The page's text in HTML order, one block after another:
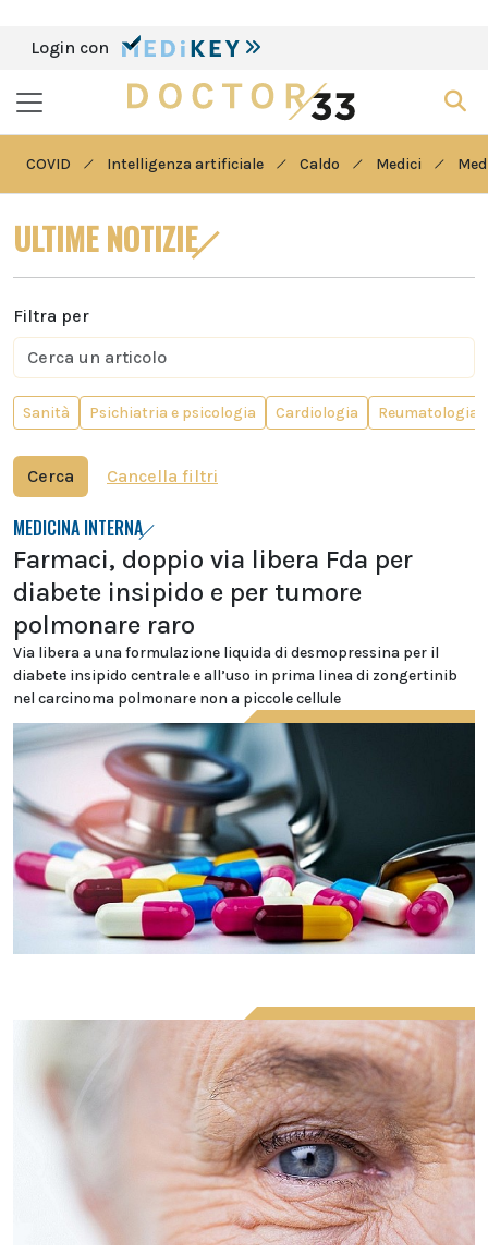
Login con
COVID Intelligenza artificiale Caldo Medici
ULTIME NOTIZIE
Filtra per
Sanità Psichiatria e psicologia Cardiologia Reumatologia
Cerca Cancella filtri
MEDICINA INTERNA
Farmaci, doppio via libera Fda per
diabete insipido e per tumore
polmonare raro
Via libera a una formulazione liquida di desmopressina per il
diabete insipido centrale e all’uso in prima linea di zongertinib
nel carcinoma polmonare non a piccole cellule